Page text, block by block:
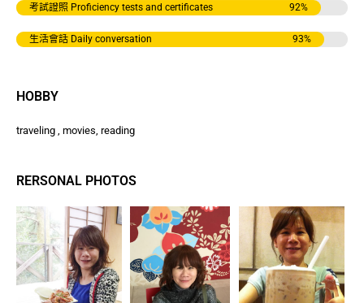
考試證照 Proficiency tests and certificates 92%
生活會話 Daily conversation 93%
HOBBY
traveling , movies, reading
RERSONAL PHOTOS